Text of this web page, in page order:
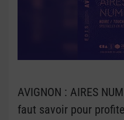
AVIGNON : AIRES
faut savoir pour